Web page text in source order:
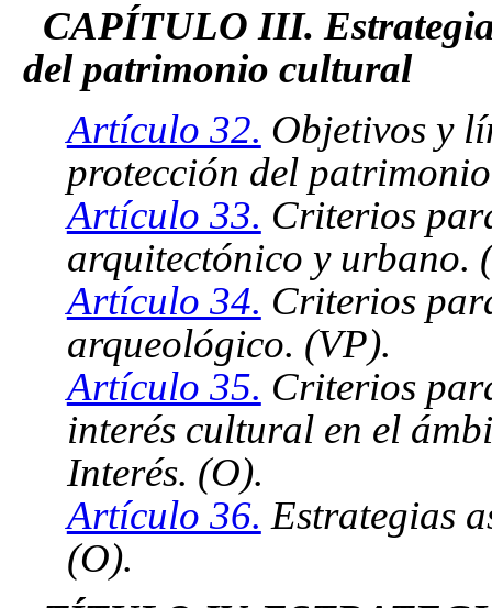
CAPÍTULO III.
del patrimonio cultural
Artículo 32. Objetivos y
protección del
Artículo 33. Criterios
arquitectónico y urbano.
Artículo 34. Criterios
arqueológico. (VP).
Artículo 35. Criterios
interés cultural en el
Interés. (O).
Artículo 36. Estrategias
(O).